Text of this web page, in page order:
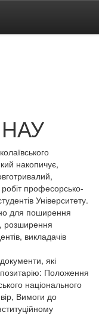
НАУ
накопичує,
професорсько-
Університету.
для поширення
розширення
викладачів
які
Положення
національного
Вимоги до